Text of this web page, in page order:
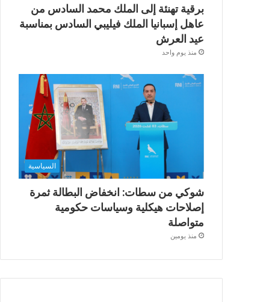
برقية تهنئة إلى الملك محمد السادس من
عاهل إسبانيا الملك فيليبي السادس بمناسبة
عيد العرش
منذ يوم واحد
السياسية
شوكي من سطات: انخفاض البطالة ثمرة
إصلاحات هيكلية وسياسات حكومية
متواصلة
منذ يومين